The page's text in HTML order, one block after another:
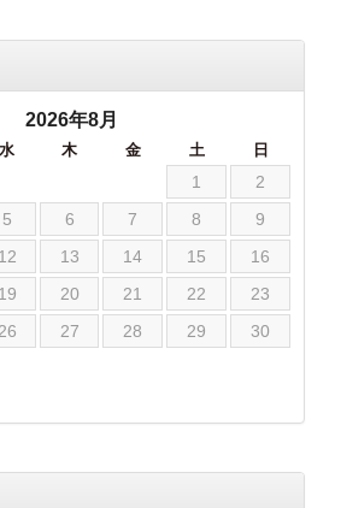
2026年8月
水 木 金 土 日
1
2
5 6 7 8
9
12 13 14 15
16
19 20 21 22
23
26 27 28 29
30